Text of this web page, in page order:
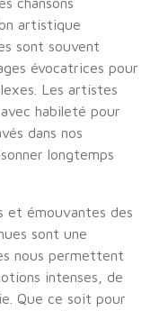
artistique
sont souvent
évocatrices pour
Les artistes
habileté pour
dans nos
longtemps
et émouvantes des
sont une
nous permettent
intenses, de
Que ce soit pour